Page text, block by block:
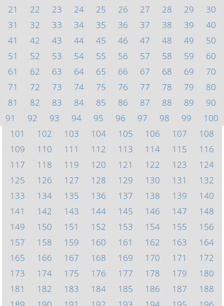
21
22 23 24 25 26 27 28 29
30
31
32 33 34 35 36 37 38 39
40
41
42 43 44 45 46 47 48 49
50
51
52 53 54 55 56 57 58 59
60
61
62 63 64 65 66 67 68 69
70
71
72 73 74 75 76 77 78 79
80
81
82 83 84 85 86 87 88 89
90
91
92 93 94 95 96 97 98 99
100
101
102 103 104 105 106 107
108
109
110 111 112 113 114 115
116
117
118 119 120 121 122 123
124
125
126 127 128 129 130 131
132
133
134 135 136 137 138 139
140
141
142 143 144 145 146 147
148
149
150 151 152 153 154 155
156
157
158 159 160 161 162 163
164
165
166 167 168 169 170 171
172
173
174 175 176 177 178 179
180
181
182 183 184 185 186 187
188